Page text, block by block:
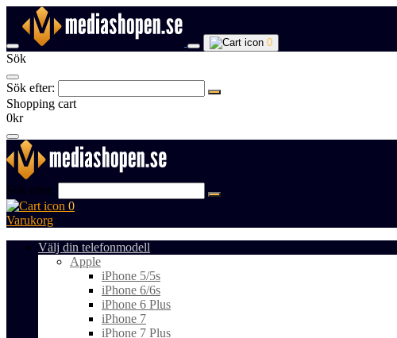
0
Sök
Sök efter:
Shopping cart
0kr
Sök efter:
0
Varukorg
Välj din telefonmodell
Apple
iPhone 5/5s
iPhone 6/6s
iPhone 6 Plus
iPhone 7
iPhone 7 Plus